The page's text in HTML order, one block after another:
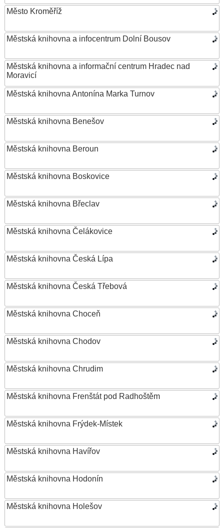
Město Kroměříž
Městská knihovna a infocentrum Dolní Bousov
Městská knihovna a informační centrum Hradec nad
Moravicí
Městská knihovna Antonína Marka Turnov
Městská knihovna Benešov
Městská knihovna Beroun
Městská knihovna Boskovice
Městská knihovna Břeclav
Městská knihovna Čelákovice
Městská knihovna Česká Lípa
Městská knihovna Česká Třebová
Městská knihovna Choceň
Městská knihovna Chodov
Městská knihovna Chrudim
Městská knihovna Frenštát pod Radhoštěm
Městská knihovna Frýdek-Místek
Městská knihovna Havířov
Městská knihovna Hodonín
Městská knihovna Holešov